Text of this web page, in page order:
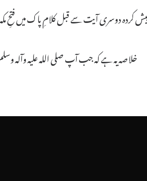
دوسری آیت سے قبل کلامِ پاک میں فتحِ مکہ
خلاصہ یہ ہے کہ جب آپ صلی اللہ علیہ وآلہ